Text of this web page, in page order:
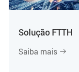
Solução FTTH
Saiba mais 